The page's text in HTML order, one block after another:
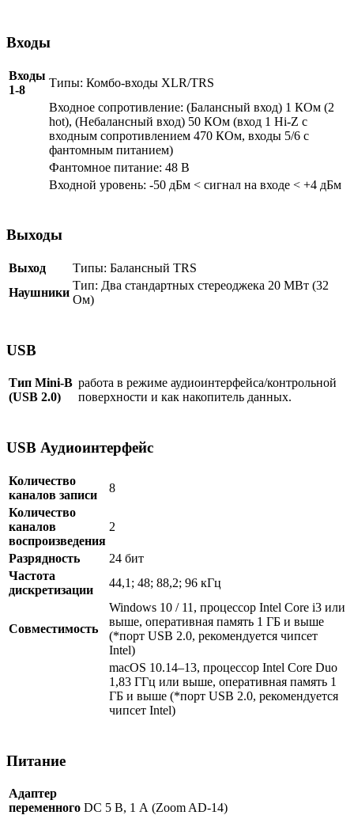
Входы
Входы
1-8
Типы: Комбо-входы XLR/TRS
Входное сопротивление: (Балансный вход) 1 КОм (2
hot), (Небалансный вход) 50 КОм (вход 1 Hi-Z с
входным сопротивлением 470 КОм, входы 5/6 с
фантомным питанием)
Фантомное питание: 48 В
Входной уровень: -50 дБм < сигнал на входе < +4 дБм
Выходы
Выход
Типы: Балансный TRS
Наушники
Тип: Два стандартных стереоджека 20 МВт (32
Ом)
USB
Тип Mini-B
(USB 2.0)
работа в режиме аудиоинтерфейса/контрольной
поверхности и как накопитель данных.
USB Аудиоинтерфейс
Количество
каналов записи
8
Количество
каналов
воспроизведения
2
Разрядность
24 бит
Частота
дискретизации
44,1; 48; 88,2; 96 кГц
Совместимость
Windows 10 / 11, процессор Intel Core i3 или
выше, оперативная память 1 ГБ и выше
(*порт USB 2.0, рекомендуется чипсет
Intel)
macOS 10.14–13, процессор Intel Core Duo
1,83 ГГц или выше, оперативная память 1
ГБ и выше (*порт USB 2.0, рекомендуется
чипсет Intel)
Питание
Адаптер
переменного DC 5 В, 1 А (Zoom AD-14)